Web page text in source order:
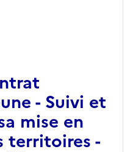
- Suivi et
mise en
territoires -